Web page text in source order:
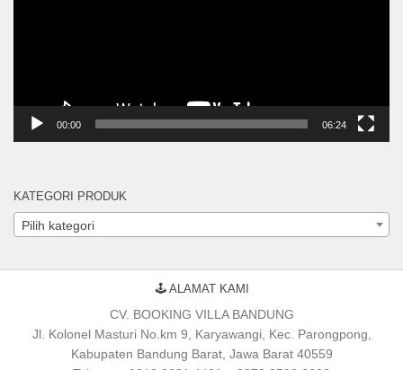
00:00 06:24
KATEGORI PRODUK
Pilih kategori
🕹 ALAMAT KAMI
CV. BOOKING VILLA BANDUNG
Jl. Kolonel Masturi No.km 9, Karyawangi, Kec. Parongpong,
Kabupaten Bandung Barat, Jawa Barat 40559